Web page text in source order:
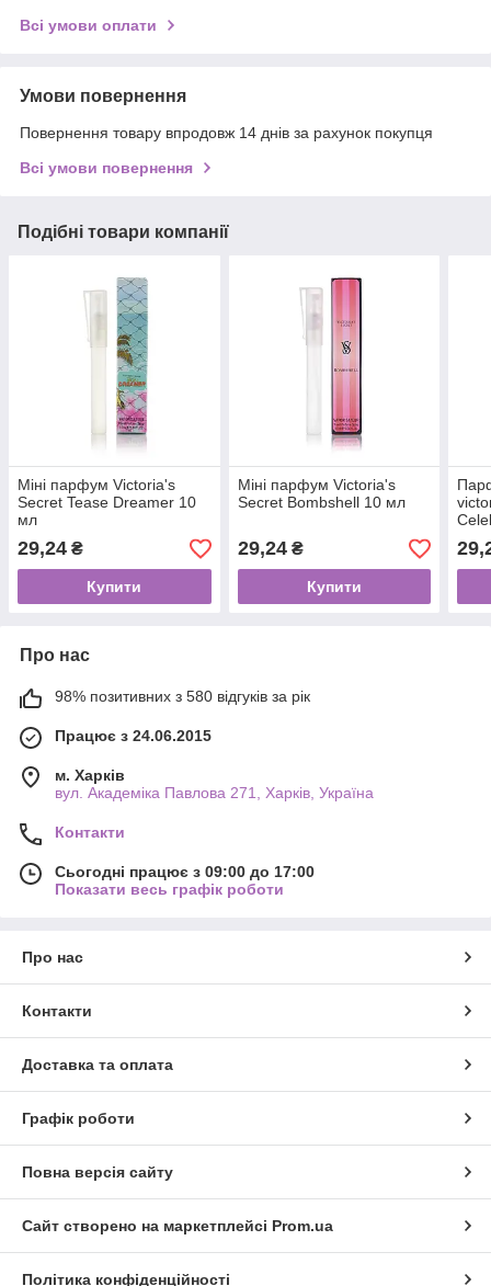
Всі умови оплати
Умови повернення
Повернення товару впродовж 14 днів за рахунок покупця
Всі умови повернення
Подібні товари компанії
Міні парфум Victoria's
Secret Tease Dreamer 10
мл
29,24 ₴
Купити
Міні парфум Victoria's
Secret Bombshell 10 мл
29,24₴
Купити
Про нас
98% позитивних з 580 відгуків за рік
Працює з 24.06.2015
м. Харків
вул. Академіка Павлова 271, Харків, Україна
Контакти
Сьогодні працює з 09:00 до 17:00
Показати весь графік роботи
Про нас
Контакти
Доставка та оплата
Графік роботи
Повна версія сайту
Сайт створено на маркетплейсі Prom.ua
Політика конфіденційності